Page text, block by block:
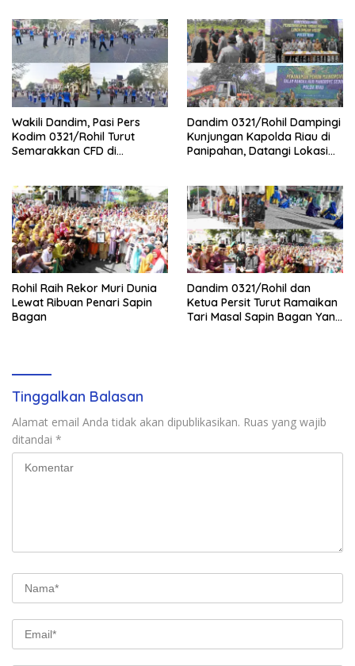
Wakili Dandim, Pasi Pers
Kodim 0321/Rohil Turut
Semarakkan CFD di
Dandim 0321/Rohil Dampingi
Kunjungan Kapolda Riau di
Panipahan, Datangi Lokasi
Rohil Raih Rekor Muri Dunia
Lewat Ribuan Penari Sapin
Bagan
Dandim 0321/Rohil dan
Ketua Persit Turut Ramaikan
Tari Masal Sapin Bagan Yang
Tinggalkan Balasan
Alamat email Anda tidak akan dipublikasikan. Ruas yang wajib
ditandai *